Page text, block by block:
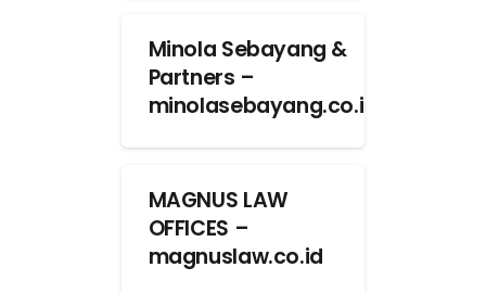
Minola Sebayang &
Partners –
minolasebayang.co.id
MAGNUS LAW
OFFICES –
magnuslaw.co.id